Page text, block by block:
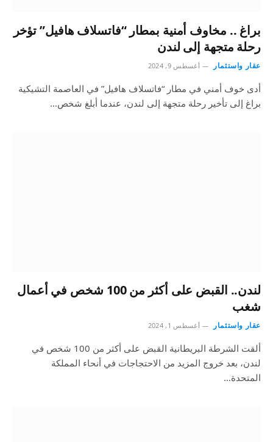
براغ .. مخاوف أمنية بمطار “فاتسلاف هافيل” تؤخر
رحلة متجهة إلى لندن
عقار واستثمار أغسطس 9, 2024
أدى خوف أمني في مطار “فاتسلاف هافيل” في العاصمة التشيكية
براغ إلى تأخير رحلة متجهة إلى لندن، عندما أبلغ شخص…
لندن.. القبض على أكثر من 100 شخص في أعمال
شغب
عقار واستثمار أغسطس 1, 2024
ألقت الشرطة البريطانية القبض على أكثر من 100 شخص في
لندن، بعد خروج المزيد من الاحتجاجات في أنحاء المملكة
المتحدة…